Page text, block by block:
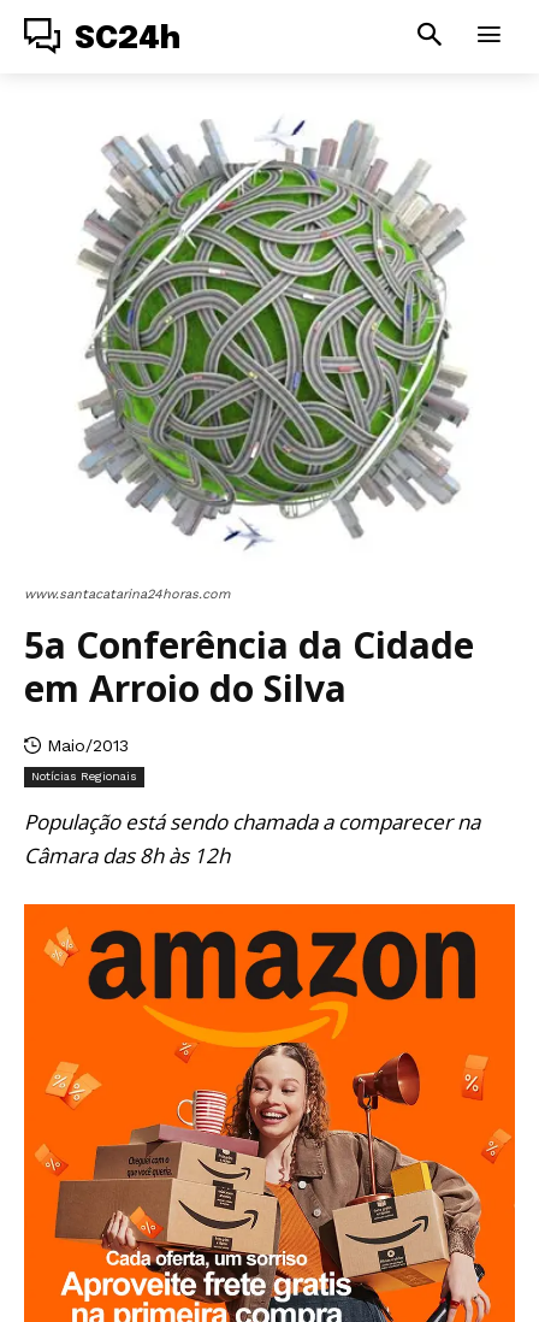
SC24h
www.santacatarina24horas.com
5a Conferência da Cidade
em Arroio do Silva
Maio/2013
Notícias Regionais
População está sendo chamada a comparecer na
Câmara das 8h às 12h